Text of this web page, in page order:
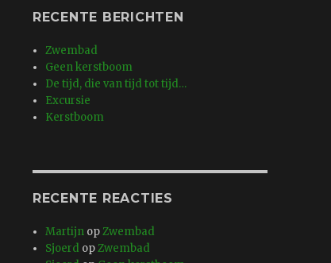
RECENTE BERICHTEN
Zwembad
Geen kerstboom
De tijd, die van tijd tot tijd…
Excursie
Kerstboom
RECENTE REACTIES
Martijn opZwembad
Sjoerd opZwembad